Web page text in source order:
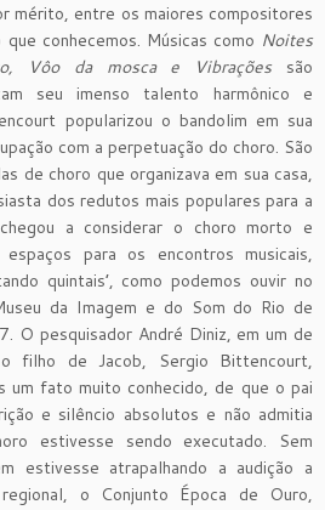
mérito, entre os maiores compositores
conhecemos. Músicas como Noites
Vôo da mosca e Vibrações são
seu imenso talento harmônico e
popularizou o bandolim em sua
com a perpetuação do choro. São
de choro que organizava em sua casa,
dos redutos mais populares para a
a considerar o choro morto e
para os encontros musicais,
quintais’, como podemos ouvir no
da Imagem e do Som do Rio de
O pesquisador André Diniz, em um de
filho de Jacob, Sergio Bittencourt,
um fato muito conhecido, de que o pai
e silêncio absolutos e não admitia
estivesse sendo executado. Sem
estivesse atrapalhando a audição a
o Conjunto Época de Ouro,